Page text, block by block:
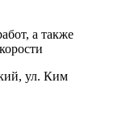
а также